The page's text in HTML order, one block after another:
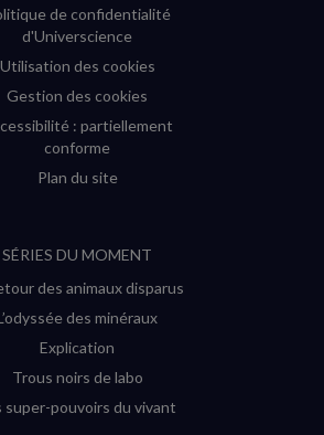
de confidentialité
d'Universcience
Utilisation des cookies
Gestion des cookies
: partiellement
conforme
Plan du site
SÉRIES DU MOMENT
des animaux disparus
des minéraux
Explication
Trous noirs de labo
super-pouvoirs du vivant